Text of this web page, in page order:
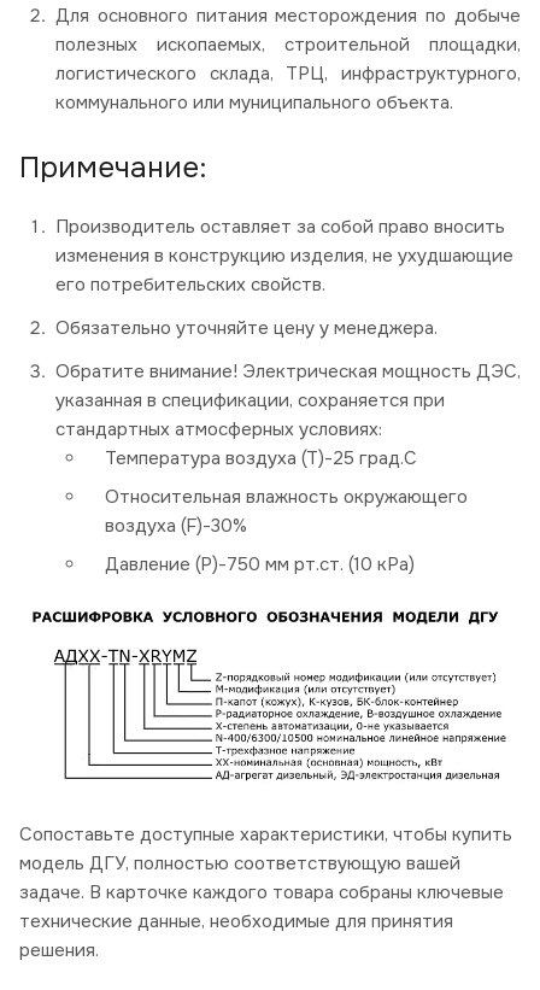
Для основного питания месторождения по добыче
полезных ископаемых, строительной площадки,
логистического склада, ТРЦ, инфраструктурного,
коммунального или муниципального объекта.
Примечание:
Производитель оставляет за собой право вносить
изменения в конструкцию изделия, не ухудшающие
его потребительских свойств.
Обязательно уточняйте цену у менеджера.
Обратите внимание! Электрическая мощность ДЭС,
указанная в спецификации, сохраняется при
стандартных атмосферных условиях:
Температура воздуха (Т)-25 град.С
Относительная влажность окружающего
воздуха (F)-30%
Давление (P)-750 мм рт.ст. (10 кРа)
Сопоставьте доступные характеристики, чтобы купить
модель ДГУ, полностью соответствующую вашей
задаче. В карточке каждого товара собраны ключевые
технические данные, необходимые для принятия
решения.